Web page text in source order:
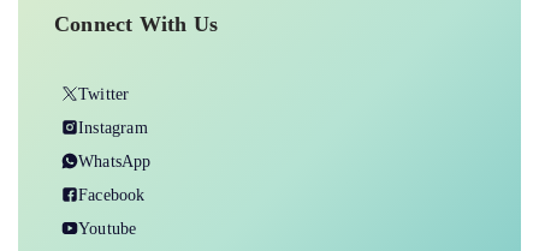
Connect With Us
Twitter
Instagram
WhatsApp
Facebook
Youtube